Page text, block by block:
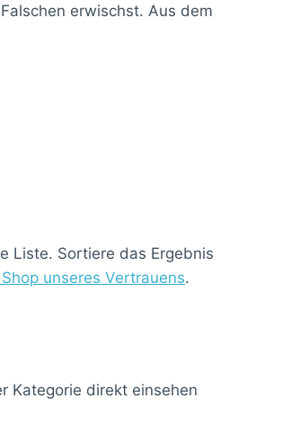
erwischst. Aus dem
Liste. Sortiere das Ergebnis
unseres Vertrauens.
Kategorie direkt einsehen